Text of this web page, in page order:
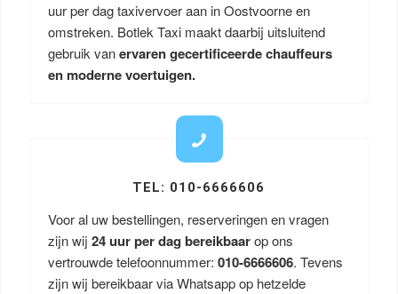
uur per dag taxivervoer aan in Oostvoorne en
omstreken. Botlek Taxi maakt daarbij uitsluitend
gebruik vanervaren gecertificeerde chauffeurs
en moderne voertuigen.
TEL: 010-6666606
Voor al uw bestellingen, reserveringen en vragen
zijn wij 24 uur per dag bereikbaarop ons
vertrouwde telefoonnummer: 010-6666606. Tevens
zijn wij bereikbaar via Whatsapp op hetzelde